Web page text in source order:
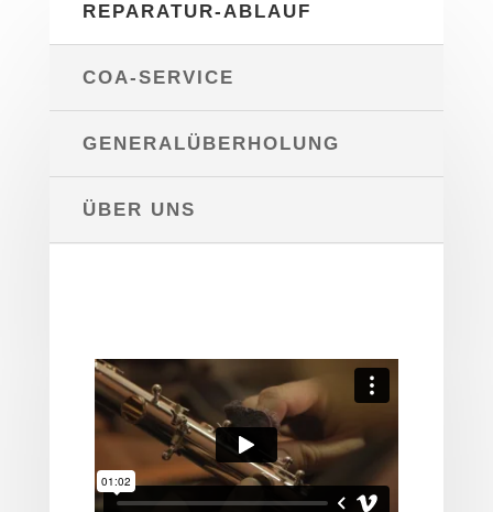
REPARATUR-ABLAUF
COA-SERVICE
GENERALÜBERHOLUNG
ÜBER UNS